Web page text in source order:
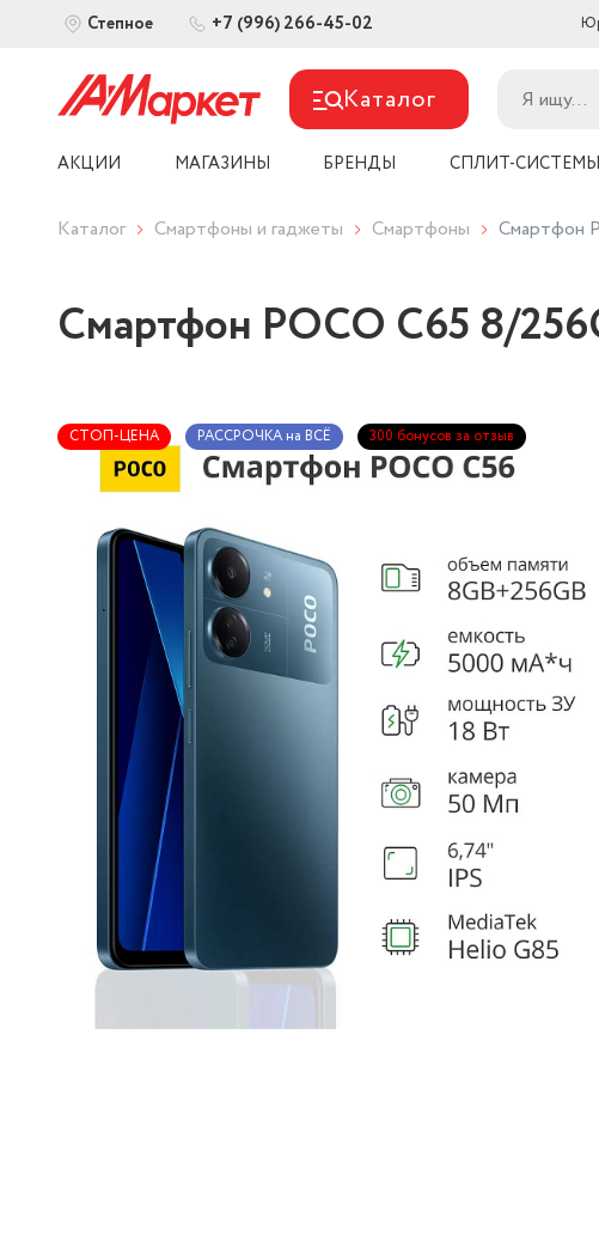
Степное +7 (996) 266-45-02
Каталог
АКЦИИ МАГАЗИНЫ БРЕНДЫ СПЛИТ-СИСТЕМЫ
Каталог Смартфоны и гаджеты Смартфоны Смартфон
Смартфон POCO C65 8/
СТОП-ЦЕНА РАССРОЧКА на ВСЁ 300 бонусов за отзыв